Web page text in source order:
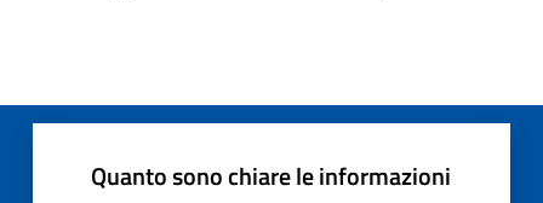
Quanto sono chiare le informazioni